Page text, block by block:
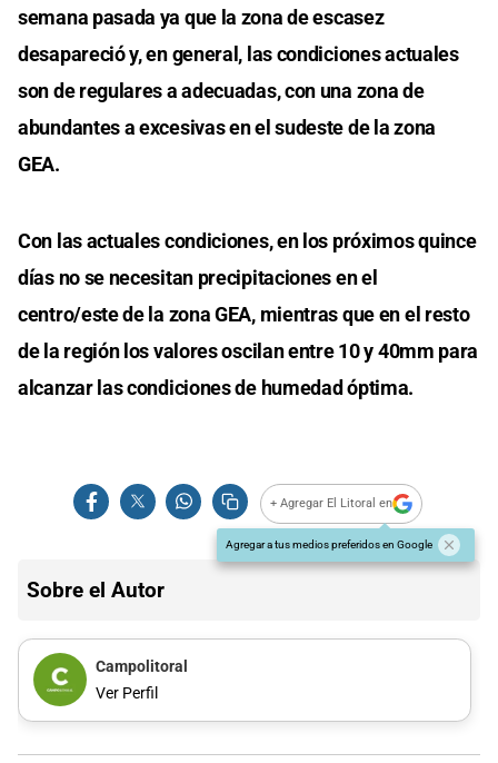
semana pasada ya que la zona de escasez
desapareció y, en general, las condiciones actuales
son de regulares a adecuadas, con una zona de
abundantes a excesivas en el sudeste de la zona
GEA.
Con las actuales condiciones, en los próximos quince
días no se necesitan precipitaciones en el
centro/este de la zona GEA, mientras que en el resto
de la región los valores oscilan entre 10 y 40mm para
alcanzar las condiciones de humedad óptima.
+ Agregar El Litoral en
Agregar a tus medios preferidos en Google
Sobre el Autor
Campolitoral
Ver Perfil